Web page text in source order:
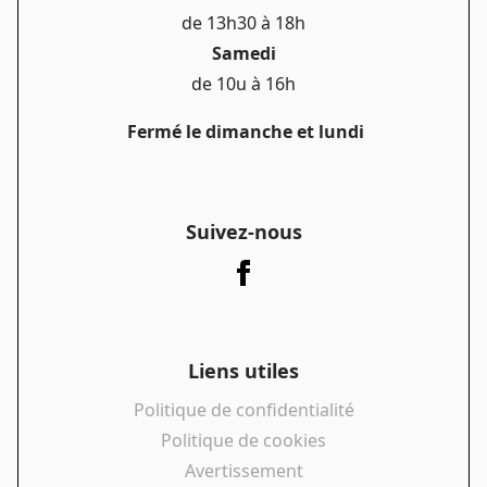
de 13h30 à 18h
Samedi
de 10u à 16h
Fermé le dimanche et lundi
Suivez-nous
Liens utiles
Politique de confidentialité
Politique de cookies
Avertissement